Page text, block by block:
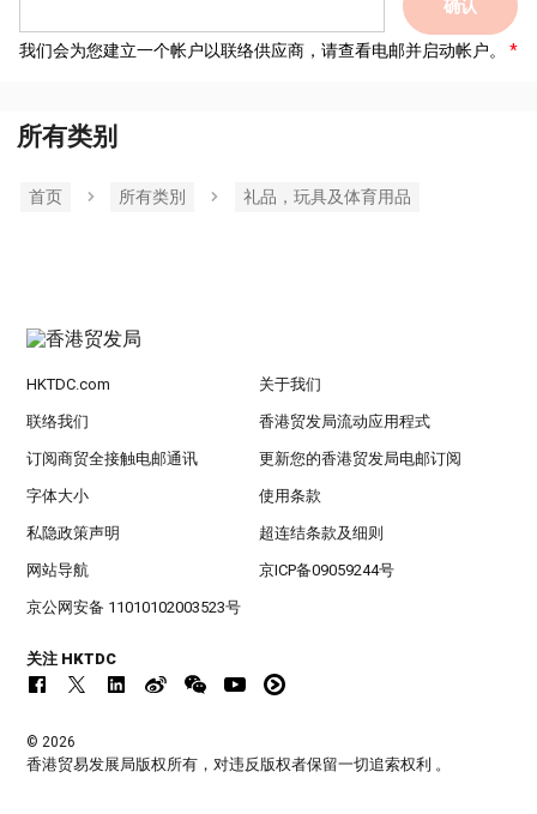
确认
我们会为您建立一个帐户以联络供应商，请查看电邮并启动帐户。
所有类别
首页 所有类別 礼品，玩具及体育用品
HKTDC.com 关于我们
联络我们 香港贸发局流动应用程式
订阅商贸全接触电邮通讯 更新您的香港贸发局电邮订阅
字体大小 使用条款
私隐政策声明 超连结条款及细则
网站导航 京ICP备09059244号
京公网安备 11010102003523号
关注 HKTDC
© 2026
香港贸易发展局版权所有，对违反版权者保留一切追索权利 。